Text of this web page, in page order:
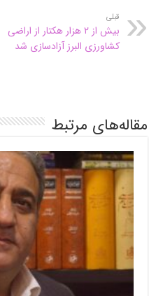
قبلی
بیش از ۲ هزار هکتار از اراضی
کشاورزی البرز آزادسازی شد
مقاله‌های مرتبط